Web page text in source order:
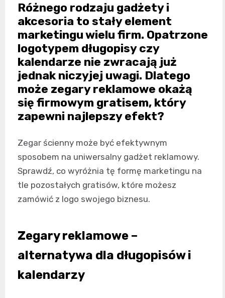
Różnego rodzaju gadżety i
akcesoria to stały element
marketingu wielu firm. Opatrzone
logotypem długopisy czy
kalendarze nie zwracają już
jednak niczyjej uwagi. Dlatego
może zegary reklamowe okażą
się firmowym gratisem, który
zapewni najlepszy efekt?
Zegar ścienny może być efektywnym
sposobem na uniwersalny gadżet reklamowy.
Sprawdź, co wyróżnia tę formę marketingu na
tle pozostałych gratisów, które możesz
zamówić z logo swojego biznesu.
Zegary reklamowe –
alternatywa dla długopisów i
kalendarzy